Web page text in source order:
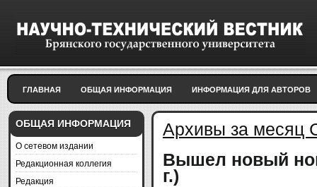
ГЛАВНАЯ ОБЩАЯ ИНФОРМАЦИЯ ИНФОРМАЦИЯ ДЛЯ АВТОРОВ
ОБЩАЯ ИНФОРМАЦИЯ
О сетевом издании
Редакционная коллегия
Редакция
Архивы за месяц
Вышел новый
г.)